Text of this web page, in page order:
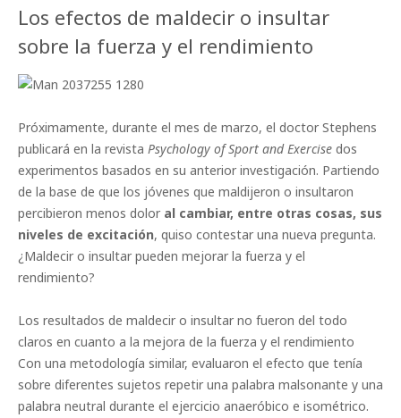
Los efectos de maldecir o insultar
sobre la fuerza y el rendimiento
Próximamente, durante el mes de marzo, el doctor Stephens
publicará en la revista Psychology of Sport and Exercise dos
experimentos basados en su anterior investigación. Partiendo
de la base de que los jóvenes que maldijeron o insultaron
percibieron menos dolor al cambiar, entre otras cosas, sus
niveles de excitación, quiso contestar una nueva pregunta.
¿Maldecir o insultar pueden mejorar la fuerza y el
rendimiento?
Los resultados de maldecir o insultar no fueron del todo
claros en cuanto a la mejora de la fuerza y el rendimiento
Con una metodología similar, evaluaron el efecto que tenía
sobre diferentes sujetos repetir una palabra malsonante y una
palabra neutral durante el ejercicio anaeróbico e isométrico.